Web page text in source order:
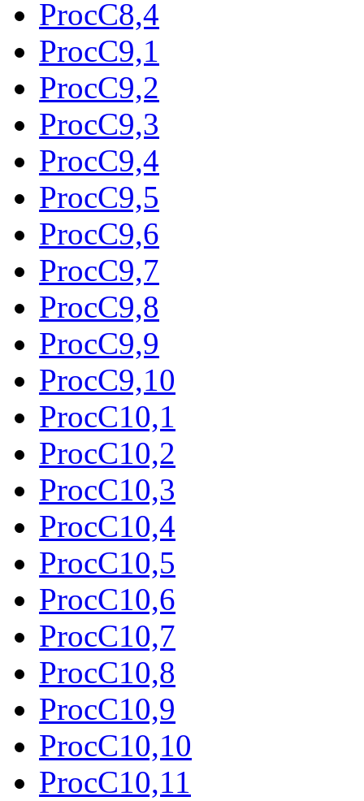
ProcC8,4
ProcC9,1
ProcC9,2
ProcC9,3
ProcC9,4
ProcC9,5
ProcC9,6
ProcC9,7
ProcC9,8
ProcC9,9
ProcC9,10
ProcC10,1
ProcC10,2
ProcC10,3
ProcC10,4
ProcC10,5
ProcC10,6
ProcC10,7
ProcC10,8
ProcC10,9
ProcC10,10
ProcC10,11